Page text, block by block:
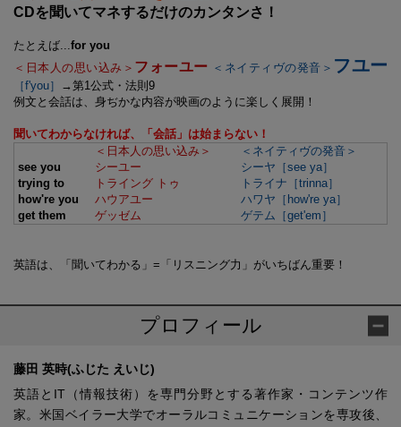
CDを聞いてマネするだけのカンタンさ！
たとえば...for you
＜日本人の思い込み＞ フォーユー ＜ネイティヴの発音＞ フユー
［f'you］
→第1公式・法則9
例文と会話は、身ぢかな内容が映画のように楽しく展開！
聞いてわからなければ、「会話」は始まらない！
＜日本人の思い込み＞
＜ネイティヴの発音＞
see you
シーユー
シーヤ［see ya］
trying to
トライング トゥ
トライナ［trinna］
how're you
ハウアユー
ハワヤ［how're ya］
get them
ゲッゼム ゲテム［get'em］
英語は、 「聞いてわかる」=「リスニング力」 がいちばん重要！
プロフィール
藤田 英時(ふじた えいじ)
英語とIT（情報技術）を専門分野とする著作家・コンテンツ作
家。米国ベイラー大学でオーラルコミュニケーションを専攻後、